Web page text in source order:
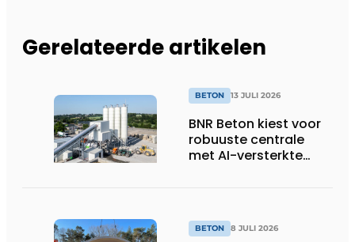
Gerelateerde artikelen
BETON 13 JULI 2026
BNR Beton kiest voor
robuuste centrale
met AI-versterkte
BETON 8 JULI 2026